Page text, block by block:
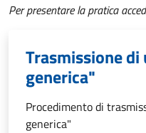
Per presentare la pratica
Trasmissione
generica"
Procedimento di
generica"